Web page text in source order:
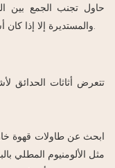
حاول تجنب الجمع بين
تتعرض أثاثات الحدائق
ابحث عن طاولات قهوة
مثل الألومنيوم المطلي